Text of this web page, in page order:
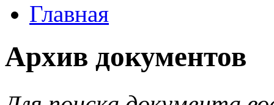
Главная
Архив документов